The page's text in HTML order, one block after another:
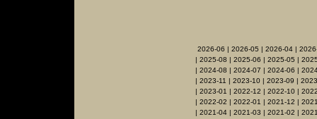
2026-06 | 2026-05 | 2026-04 |
| 2025-08 | 2025-06 | 2025-05 |
| 2024-08 | 2024-07 | 2024-06 |
| 2023-11 | 2023-10 | 2023-09 |
| 2023-01 | 2022-12 | 2022-10|
| 2022-02 | 2022-01 | 2021-12 |
| 2021-04| 2021-03 | 2021-02 |